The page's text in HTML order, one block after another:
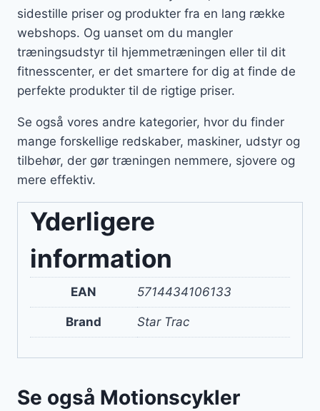
sidestille priser og produkter fra en lang række
webshops. Og uanset om du mangler
træningsudstyr til hjemmetræningen eller til dit
fitnesscenter, er det smartere for dig at finde de
perfekte produkter til de rigtige priser.
Se også vores andre kategorier, hvor du finder
mange forskellige redskaber, maskiner, udstyr og
tilbehør, der gør træningen nemmere, sjovere og
mere effektiv.
Yderligere
information
EAN 5714434106133
Brand Star Trac
Se også Motionscykler